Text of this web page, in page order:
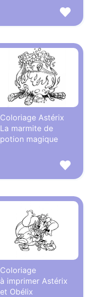
Coloriage Astérix
La marmite de
potion magique
Coloriage
à imprimer Astérix
et Obélix